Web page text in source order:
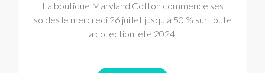
La boutique Maryland Cotton commence ses
soldes le mercredi 26 juillet jusqu'à 50 % sur toute
la collection été 2024